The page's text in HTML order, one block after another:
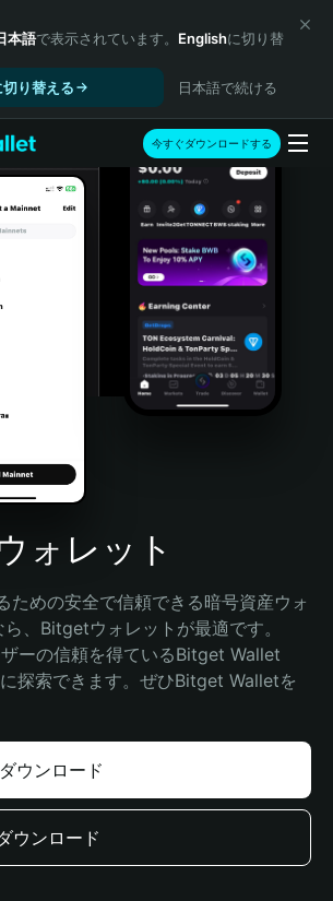
本語で表示されています。 Englishに切り替
り替える
日本語で続ける
今すぐダウンロードする
ォレット
ための安全で信頼できる暗号資産ウォ
、Bitgetウォレットが最適です。
ーの信頼を得ているBitget Wallet
探索できます。ぜひBitget Walletを
ウンロード
ウンロード